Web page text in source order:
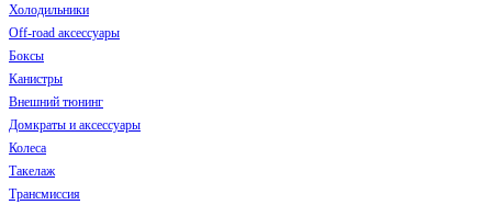
Холодильники
Off-road аксессуары
Боксы
Канистры
Внешний тюнинг
Домкраты и аксессуары
Колеса
Такелаж
Трансмиссия